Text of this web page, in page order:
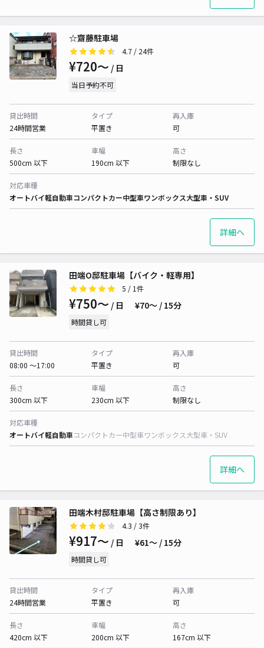
☆齋藤駐車場
4.7 / 24件
¥720〜 / 日
当日予約不可
貸出時間
24時間営業
タイプ
平置き
再入庫
可
長さ
500cm 以下
車幅
190cm 以下
高さ
制限なし
対応車種
オートバイ軽自動車コンパクトカー中型車ワンボックス大型車・SUV
詳細へ
田端O邸駐車場【バイク・軽専用】
5 / 1件
¥750〜 / 日 ¥70〜 / 15分
時間貸し可
貸出時間
08:00 〜17:00
タイプ
平置き
再入庫
可
長さ
300cm 以下
車幅
230cm 以下
高さ
制限なし
対応車種
オートバイ軽自動車コンパクトカー中型車ワンボックス大型車・SUV
詳細へ
田端木村邸駐車場【高さ制限あり】
4.3 / 3件
¥917〜 / 日 ¥61〜 / 15分
時間貸し可
貸出時間
24時間営業
タイプ
平置き
再入庫
可
長さ
420cm 以下
車幅
200cm 以下
高さ
167cm 以下